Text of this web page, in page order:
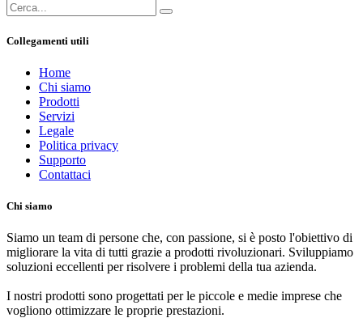
Collegamenti utili
Home
Chi siamo
Prodotti
Servizi
Legale
Politica privacy
Supporto
Contattaci
Chi siamo
Siamo un team di persone che, con passione, si è posto l'obiettivo di
migliorare la vita di tutti grazie a prodotti rivoluzionari. Sviluppiamo
soluzioni eccellenti per risolvere i problemi della tua azienda.
I nostri prodotti sono progettati per le piccole e medie imprese che
vogliono ottimizzare le proprie prestazioni.